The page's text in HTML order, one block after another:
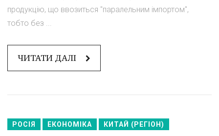
продукцію, що ввозиться "паралельним імпортом",
тобто без ...
ЧИТАТИ ДАЛІ
РОСІЯ ЕКОНОМІКА КИТАЙ (РЕГІОН)